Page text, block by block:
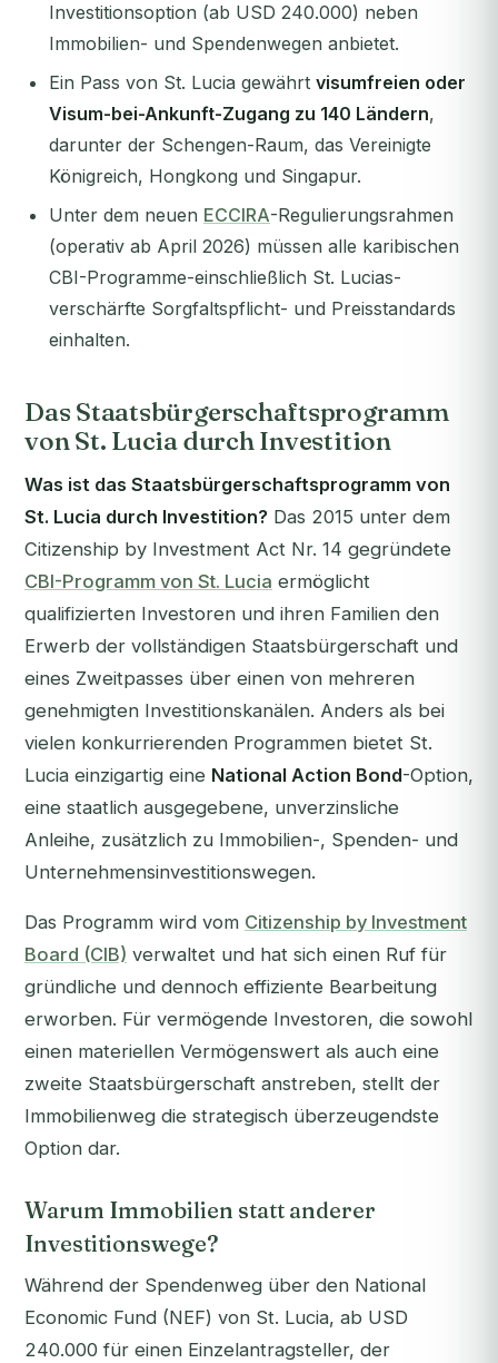
Investitionsoption (ab USD 240.000) neben
Immobilien- und Spendenwegen anbietet.
Ein Pass von St. Lucia gewährt visumfreien oder
Visum-bei-Ankunft-Zugang zu 140 Ländern,
darunter der Schengen-Raum, das Vereinigte
Königreich, Hongkong und Singapur.
Unter dem neuen ECCIRA-Regulierungsrahmen
(operativ ab April 2026) müssen alle karibischen
CBI-Programme-einschließlich St. Lucias-
verschärfte Sorgfaltspflicht- und Preisstandards
einhalten.
Das Staatsbürgerschaftsprogramm
von St. Lucia durch Investition
Was ist das Staatsbürgerschaftsprogramm von
St. Lucia durch Investition? Das 2015 unter dem
Citizenship by Investment Act Nr. 14 gegründete
CBI-Programm von St. Lucia ermöglicht
qualifizierten Investoren und ihren Familien den
Erwerb der vollständigen Staatsbürgerschaft und
eines Zweitpasses über einen von mehreren
genehmigten Investitionskanälen. Anders als bei
vielen konkurrierenden Programmen bietet St.
Lucia einzigartig eine National Action Bond-Option,
eine staatlich ausgegebene, unverzinsliche
Anleihe, zusätzlich zu Immobilien-, Spenden- und
Unternehmensinvestitionswegen.
Das Programm wird vom Citizenship by Investment
Board (CIB) verwaltet und hat sich einen Ruf für
gründliche und dennoch effiziente Bearbeitung
erworben. Für vermögende Investoren, die sowohl
einen materiellen Vermögenswert als auch eine
zweite Staatsbürgerschaft anstreben, stellt der
Immobilienweg die strategisch überzeugendste
Option dar.
Warum Immobilien statt anderer
Investitionswege?
Während der Spendenweg über den National
Economic Fund (NEF) von St. Lucia, ab USD
240.000 für einen Einzelantragsteller, der